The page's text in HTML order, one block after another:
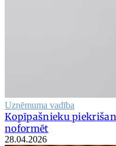
Uzņēmuma vadība
Kopīpašnieku
noformēt
28.04.2026